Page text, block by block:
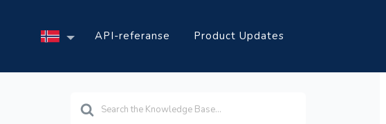
API-referanse Product Updates
For